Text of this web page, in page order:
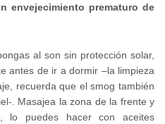
envejecimiento prematuro de
al son sin protección solar,
antes de ir a dormir –la limpieza
recuerda que el smog también
. Masajea la zona de la frente y
lo puedes hacer con aceites